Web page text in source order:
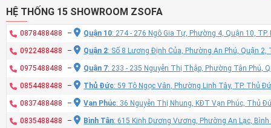
HỆ THỐNG 15 SHOWROOM ZSOFA
0878488488 – Quận 10: 274 - 276 Ngô Gia Tự, Phường 4, Quận 10, TP.
0922488488 – Quận 2: Số 8 Lương Định Của, Phường An Phú, Quận 2,
0975488488 – Quận 7: 233 - 235 Nguyễn Thị Thập, Phường Tân Phú,
0854488488 – Thủ Đức: 59 Tô Ngọc Vân, Phường Linh Tây, TP. Thủ
0837488488 – Vạn Phúc: 36 Nguyễn Thị Nhung, KĐT Vạn Phúc, Thủ
0835488488 – Bình Tân: 615 Kinh Dương Vương, Phường An Lạc, Bình